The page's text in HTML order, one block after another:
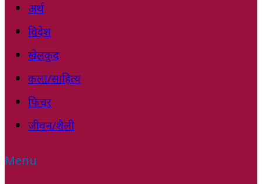
अर्थ
विदेश
खेलकुद
कला/साहित्य
फिचर
जीवन/शैली
Menu